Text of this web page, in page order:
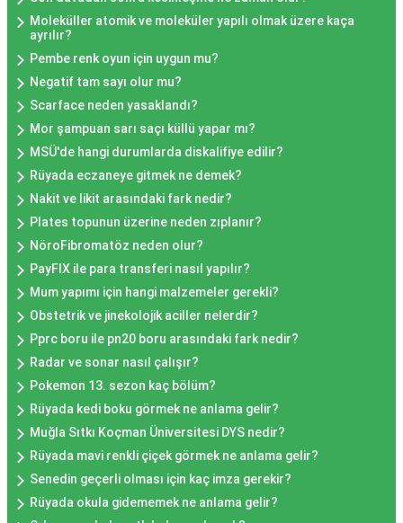
Moleküller atomik ve moleküler yapılı olmak üzere kaça
ayrılır?
Pembe renk oyun için uygun mu?
Negatif tam sayı olur mu?
Scarface neden yasaklandı?
Mor şampuan sarı saçı küllü yapar mı?
MSÜ'de hangi durumlarda diskalifiye edilir?
Rüyada eczaneye gitmek ne demek?
Nakit ve likit arasındaki fark nedir?
Plates topunun üzerine neden zıplanır?
NöroFibromatöz neden olur?
PayFIX ile para transferi nasıl yapılır?
Mum yapımı için hangi malzemeler gerekli?
Obstetrik ve jinekolojik aciller nelerdir?
Pprc boru ile pn20 boru arasındaki fark nedir?
Radar ve sonar nasıl çalışır?
Pokemon 13. sezon kaç bölüm?
Rüyada kedi boku görmek ne anlama gelir?
Muğla Sıtkı Koçman Üniversitesi DYS nedir?
Rüyada mavi renkli çiçek görmek ne anlama gelir?
Senedin geçerli olması için kaç imza gerekir?
Rüyada okula gidememek ne anlama gelir?